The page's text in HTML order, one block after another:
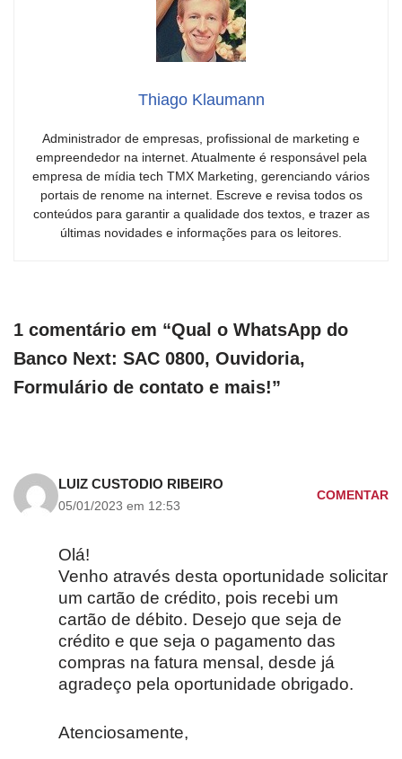
Thiago Klaumann
Administrador de empresas, profissional de marketing e
empreendedor na internet. Atualmente é responsável pela
empresa de mídia tech TMX Marketing, gerenciando vários
portais de renome na internet. Escreve e revisa todos os
conteúdos para garantir a qualidade dos textos, e trazer as
últimas novidades e informações para os leitores.
1 comentário em “Qual o WhatsApp do
Banco Next: SAC 0800, Ouvidoria,
Formulário de contato e mais!”
LUIZ CUSTODIO RIBEIRO
05/01/2023 em 12:53
COMENTAR
Olá!
Venho através desta oportunidade solicitar
um cartão de crédito, pois recebi um
cartão de débito. Desejo que seja de
crédito e que seja o pagamento das
compras na fatura mensal, desde já
agradeço pela oportunidade obrigado.
Atenciosamente,